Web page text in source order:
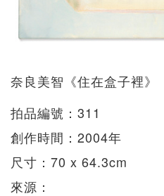
奈良美智《住在盒子裡》
拍品編號：311
創作時間：2004年
尺寸：70 x 64.3cm
來源：